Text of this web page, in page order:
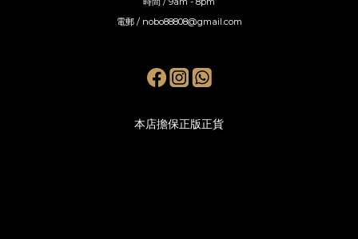
電郵 / nobo88808@gmail.com
本店擔保正版正貨